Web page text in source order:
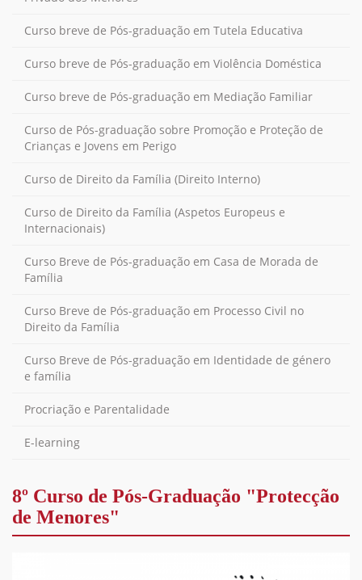
Curso breve de Pós-graduação em Tutela Educativa
Curso breve de Pós-graduação em Violência Doméstica
Curso breve de Pós-graduação em Mediação Familiar
Curso de Pós-graduação sobre Promoção e Proteção de
Crianças e Jovens em Perigo
Curso de Direito da Família (Direito Interno)
Curso de Direito da Família (Aspetos Europeus e
Internacionais)
Curso Breve de Pós-graduação em Casa de Morada de
Família
Curso Breve de Pós-graduação em Processo Civil no
Direito da Família
Curso Breve de Pós-graduação em Identidade de género
e família
Procriação e Parentalidade
E-learning
8º Curso de Pós-Graduação "Protecção
de Menores"